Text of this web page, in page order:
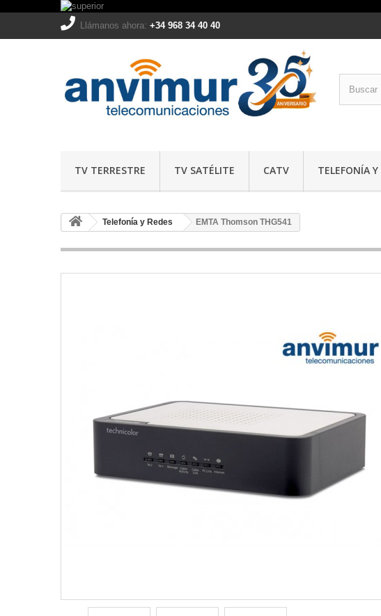
Llámanos ahora: +34 968 34 40 40
TV TERRESTRE TV SATÉLITE CATV TELEFONÍA Y
Telefonía y Redes EMTA Thomson THG541